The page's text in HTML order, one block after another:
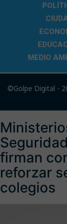
MEDIO
©Golpe Digital -
firman
reforzar
colegios